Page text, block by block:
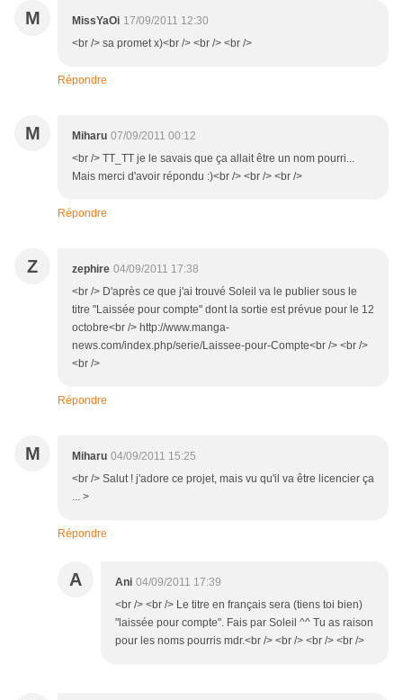
M MissYaOi 17/09/2011 12:30
<br /> sa promet x)<br /> <br /> <br />
Répondre
M Miharu 07/09/2011 00:12
<br /> TT_TT je le savais que ça allait être un nom pourri...
Mais merci d'avoir répondu :)<br /> <br /> <br />
Répondre
Z zephire 04/09/2011 17:38
<br /> D'après ce que j'ai trouvé Soleil va le publier sous le
titre "Laissée pour compte" dont la sortie est prévue pour le 12
octobre<br /> http://www.manga-
news.com/index.php/serie/Laissee-pour-Compte<br /> <br />
<br />
Répondre
M Miharu 04/09/2011 15:25
<br /> Salut ! j'adore ce projet, mais vu qu'il va être licencier ça
... >
Répondre
A Ani 04/09/2011 17:39
<br /> <br /> Le titre en français sera (tiens toi bien)
"laissée pour compte". Fais par Soleil ^^ Tu as raison
pour les noms pourris mdr.<br /> <br /> <br /> <br />